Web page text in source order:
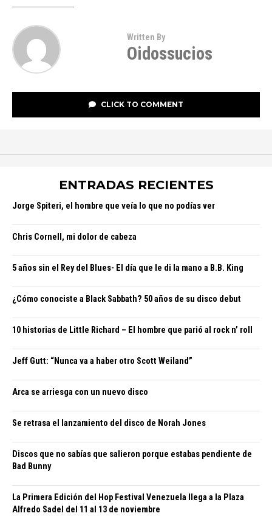
Written By
Oidossucios
CLICK TO COMMENT
ENTRADAS RECIENTES
Jorge Spiteri, el hombre que veía lo que no podías ver
Chris Cornell, mi dolor de cabeza
5 años sin el Rey del Blues- El día que le di la mano a B.B. King
¿Cómo conociste a Black Sabbath? 50 años de su disco debut
10 historias de Little Richard – El hombre que parió al rock n’ roll
Jeff Gutt: “Nunca va a haber otro Scott Weiland”
Arca se arriesga con un nuevo disco
Se retrasa el lanzamiento del disco de Norah Jones
Discos que no sabías que salieron porque estabas pendiente de
Bad Bunny
La Primera Edición del Hop Festival Venezuela llega a la Plaza
Alfredo Sadel del 11 al 13 de noviembre